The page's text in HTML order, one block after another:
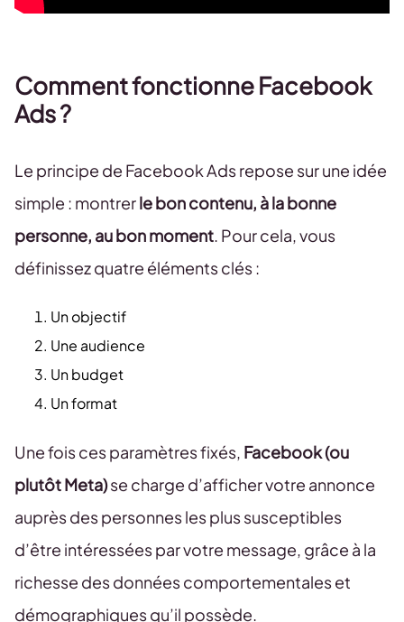
Comment fonctionne Facebook
Ads ?
Le principe de Facebook Ads repose sur une idée
simple : montrerle bon contenu, à la bonne
personne, au bon moment. Pour cela, vous
définissez quatre éléments clés :
Un objectif
Une audience
Un budget
Un format
Une fois ces paramètres fixés, Facebook (ou
plutôt Meta)se charge d’afficher votre annonce
auprès des personnes les plus susceptibles
d’être intéressées par votre message, grâce à la
richesse des données comportementales et
démographiques qu’il possède.